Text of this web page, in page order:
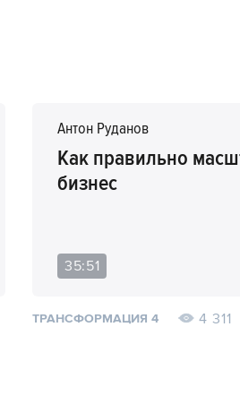
Антон Руданов
Как правильно
бизнес
35:51
ТРАНСФОРМАЦИЯ 4 4 311